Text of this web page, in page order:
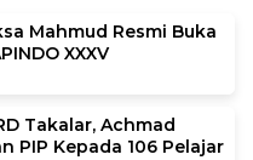
Mahmud Resmi Buka
XXXV
Takalar, Achmad
PIP Kepada 106 Pelajar